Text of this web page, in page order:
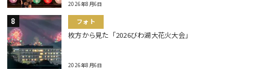
2026年8月6日
フォト
枚方から見た「2026びわ湖大花火大会」
2026年8月6日